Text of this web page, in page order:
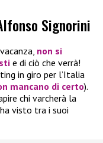
Signorini
non si
e di ciò che verrà!
in giro per l’Italia
mancano di certo).
chi varcherà la
visto tra i suoi